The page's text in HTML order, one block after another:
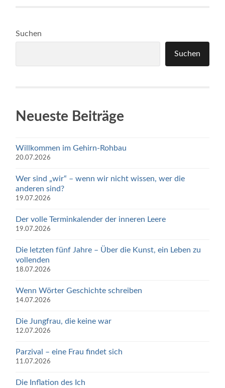
Suchen
Suchen
Neueste Beiträge
Willkommen im Gehirn-Rohbau
20.07.2026
Wer sind „wir“ – wenn wir nicht wissen, wer die
anderen sind?
19.07.2026
Der volle Terminkalender der inneren Leere
19.07.2026
Die letzten fünf Jahre – Über die Kunst, ein Leben zu
vollenden
18.07.2026
Wenn Wörter Geschichte schreiben
14.07.2026
Die Jungfrau, die keine war
12.07.2026
Parzival – eine Frau findet sich
11.07.2026
Die Inflation des Ich